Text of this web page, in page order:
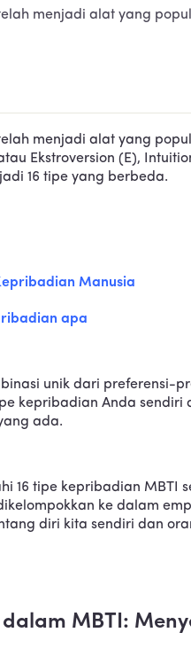
menjadi alat yang
menjadi alat yang
Ekstroversion (E),
16 tipe yang berbeda.
Manusia
apa
unik dari preferensi-
kepribadian Anda
ada.
16 tipe kepribadian
ke dalam
diri kita sendiri dan
MBTI: